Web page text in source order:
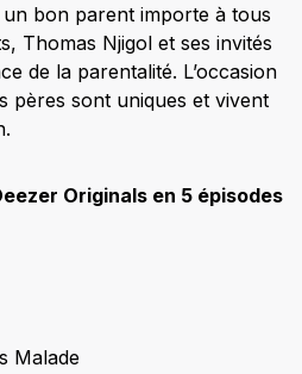
bon parent importe à tous
Thomas Njigol et ses invités
de la parentalité. L’occasion
pères sont uniques et vivent
Originals en 5 épisodes
Malade